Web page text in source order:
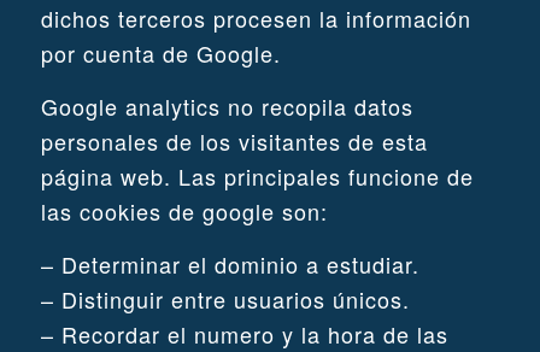
dichos terceros procesen la información
por cuenta de Google.
Google analytics no recopila datos
personales de los visitantes de esta
página web. Las principales funcione de
las cookies de google son:
– Determinar el dominio a estudiar.
– Distinguir entre usuarios únicos.
– Recordar el numero y la hora de las